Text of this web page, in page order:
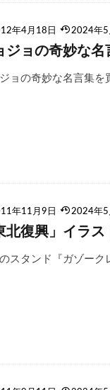
年4月18日 2024年5
ジョの奇妙な名
ョの奇妙な名言集を
年11月9日 2024年5
北復興」イラス
スタンド『ガゾーク